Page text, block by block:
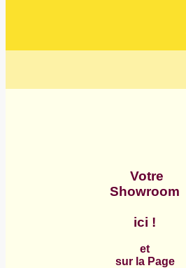
Votre
Showroom
ici !
et
sur la Page